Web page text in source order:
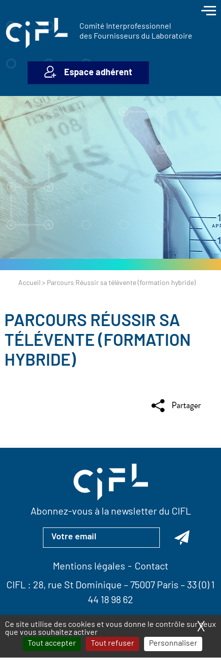
Ce site utilise des cookies et vous donne le contrôle sur ceux
que vous souhaitez activer
Tout accepter
Tout refuser Personnaliser
X
Comité Interprofessionnel
des Fournisseurs du Laboratoire
Espace adhérent
Accueil > Parcours Réussir sa télévente (formation hybride)
PARCOURS RÉUSSIR SA
TÉLÉVENTE (FORMATION
HYBRIDE)
Abonnez-vous à la newsletter du CIFL
Mentions légales
Contact
CIFL : 28, rue St Dominique – 75007 Paris – 33 (0) 1
44 18 98 62